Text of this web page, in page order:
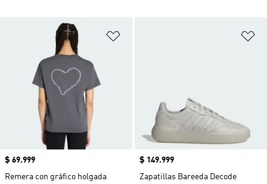
Precio
$ 69.999
Remera con gráfico holgada
Precio
$ 149.999
Zapatillas Bareeda Decode